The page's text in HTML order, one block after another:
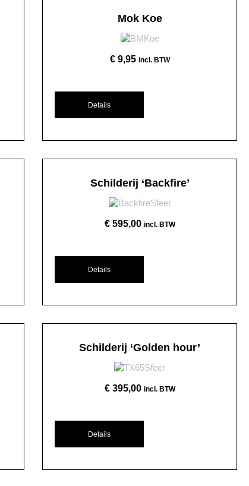
Mok Koe
€9,95 incl. BTW
Details
Schilderij ‘Backfire’
€595,00 incl. BTW
Details
Schilderij ‘Golden hour’
€395,00 incl. BTW
Details